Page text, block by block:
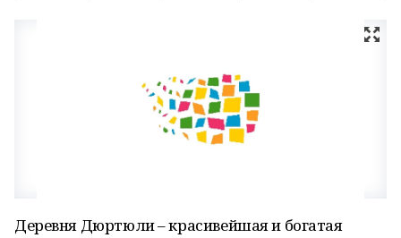
Деревня Дюртюли – красивейшая и богатая